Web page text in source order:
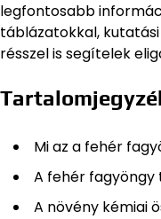
legfontosabb
táblázatokkal,
résszel is segítelek
Mi az a fehér
A fehér
A növény kémiai